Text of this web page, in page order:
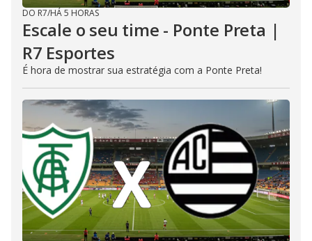
DO R7/HÁ 5 HORAS
Escale o seu time - Ponte Preta |
R7 Esportes
É hora de mostrar sua estratégia com a Ponte Preta!